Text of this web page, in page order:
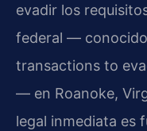
evadir los
federal —
transactions to
— en Roanoke,
legal inmediata es